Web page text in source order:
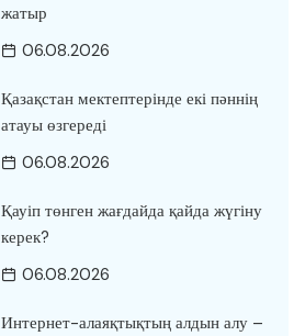
жатыр
06.08.2026
Қазақстан мектептерінде екі пәннің
атауы өзгереді
06.08.2026
Қауіп төнген жағдайда қайда жүгіну
керек?
06.08.2026
Интернет-алаяқтықтың алдын алу –